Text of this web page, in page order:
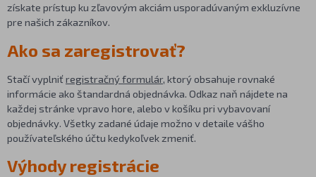
získate prístup ku zľavovým akciám usporadúvaným exkluzívne
pre našich zákazníkov.
Ako sa zaregistrovať?
Stačí vyplniť registračný formulár, ktorý obsahuje rovnaké
informácie ako štandardná objednávka. Odkaz naň nájdete na
každej stránke vpravo hore, alebo v košíku pri vybavovaní
objednávky. Všetky zadané údaje možno v detaile vášho
používateľského účtu kedykoľvek zmeniť.
Výhody registrácie